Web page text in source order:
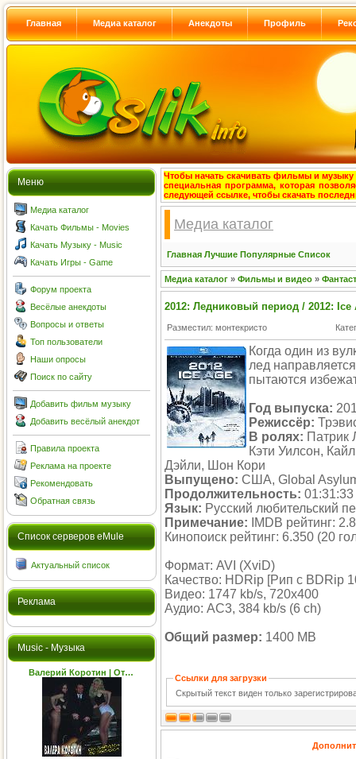
Главная Медиа каталог Анекдоты Профиль
Меню
Медиа каталог
Качать Фильмы - Movies
Качать Музыку - Music
Качать Игры - Game
Форум проекта
Весёлые анекдоты
Вопросы и ответы
Топ пользователи
Наши опросы
Поиск по сайту
Добавить фильм музыку
Добавить весёлый анекдот
Правила проекта
Реклама на проекте
Рекомендовать
Обратная связь
Cписок серверов eMule
Актуальный список
Реклама
Music - Музыка
Валерий Коротин | От…
Чтобы начать скачивать фильмы и музыку
специальная программа, которая
следующей ссылке, чтобы скачать
Медиа каталог
Главная Лучшие Популярные Список
Медиа каталог » Фильмы и видео »
2012: Ледниковый период / 2012: Ice
Разместил: монтекристо
Когда один из
лед
пытаются
Год выпуска:
Режиссёр:
В ролях: Патрик
Кэти Уилсон,
Дэйли, Шон Кори
Выпущено: США, Global
Продолжительность: 01:31:33
Язык: Русский любительский
Примечание: IMDB рейтинг:
Кинопоиск рейтинг: 6.350 (20
Формат: AVI (XviD)
Качество: HDRip [Рип с BDRip
Видео: 1747 kb/s, 720x400
Аудио: AC3, 384 kb/s (6 ch)
Общий размер: 1400 MB
Ссылки для загрузки
Скрытый текст виден только